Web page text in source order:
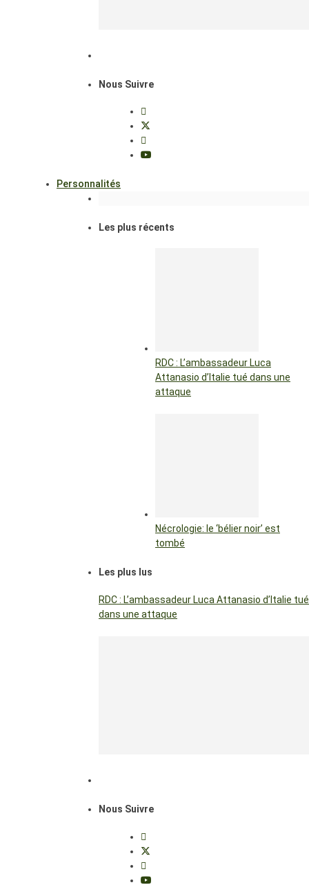
Nous Suivre
Personnalités
Les plus récents
RDC : L’ambassadeur Luca
Attanasio d’Italie tué dans une
attaque
Nécrologie: le ‘bélier noir’ est
tombé
Les plus lus
RDC : L’ambassadeur Luca Attanasio d’Italie tué
dans une attaque
Nous Suivre